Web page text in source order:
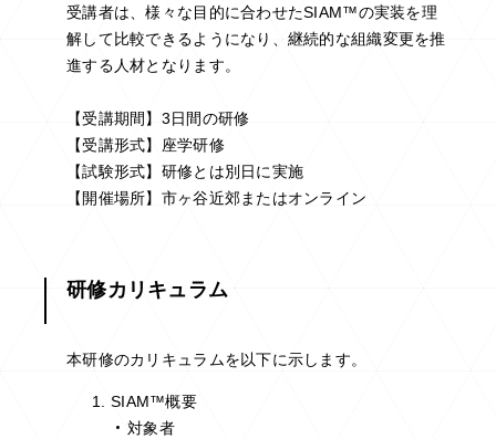
受講者は、様々な目的に合わせたSIAM™の実装を理
解して比較できるようになり、継続的な組織変更を推
進する人材となります。
【受講期間】3日間の研修
【受講形式】座学研修
【試験形式】研修とは別日に実施
【開催場所】市ヶ谷近郊またはオンライン
研修カリキュラム
本研修のカリキュラムを以下に示します。
SIAM™概要
対象者